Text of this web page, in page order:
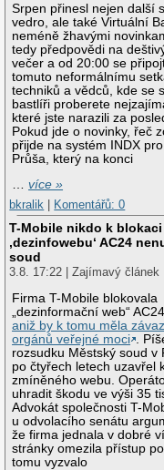
Srpen přinesl nejen další
vedro, ale také Virtuální
neméně žhavými
tedy předpovědi na
večer a od 20:00 se
tomuto neformálnímu
techniků a vědců, kde se
bastlíři proberete
které jste narazili za
Pokud jde o novinky, řeč
přijde na systém INDX
Průša, který na konci
…více »
bkralik | Komentářů: 0
T-Mobile nikdo k blokaci
‚dezinfowebu‘ AC24
soud
3.8. 17:22 | Zajímavý článek
Firma T-Mobile blokovala
„dezinformační web“
aniž by k tomu měla
orgánů veřejné moci
.
rozsudku Městský soud v
po čtyřech letech uzavřel
zmíněného webu.
uhradit škodu ve výši 35
Advokát společnosti T-
u odvolacího senátu
že firma jednala v dobré
stránky omezila přístup
tomu vyzvalo